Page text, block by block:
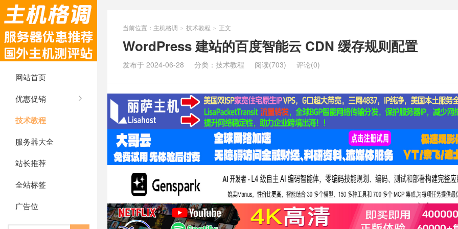
网站首页
优惠促销
技术教程
服务器大全
站长推荐
全站标签
广告位
当前位置： 主机格调 > 技术教程 > 正文
WordPress 建站的百度智能云 CDN 缓存规则配置
发布于 2024-06-28 分类： 技术教程 阅读(703) 评论(0)